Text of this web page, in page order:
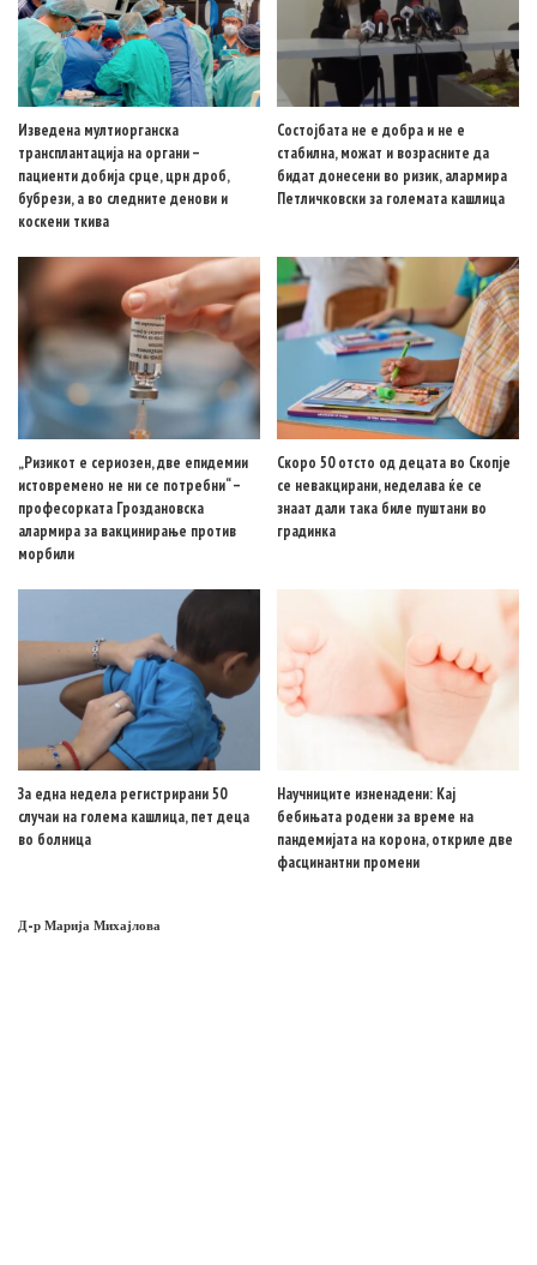
Изведена мултиорганска
трансплантација на органи –
пациенти добија срце, црн дроб,
бубрези, а во следните денови и
коскени ткива
Состојбата не е добра и не е
стабилна, можат и возрасните да
бидат донесени во ризик, алармира
Петличковски за големата кашлица
„Ризикот е сериозен, две епидемии
истовремено не ни се потребни“ –
професорката Гроздановска
алармира за вакцинирање против
морбили
Скоро 50 отсто од децата во Скопје
се невакцирани, неделава ќе се
знаат дали така биле пуштани во
градинка
За една недела регистрирани 50
случаи на голема кашлица, пет деца
во болница
Научниците изненадени: Кај
бебињата родени за време на
пандемијата на корона, откриле две
фасцинантни промени
Д-р Марија Михајлова